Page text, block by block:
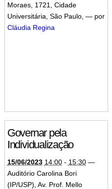
Moraes, 1721, Cidade
Universitária, São Paulo, — por
Cláudia Regina
Governar pela
Individualização
15/06/2023 14:00- 15:30 —
Auditório Carolina Bori
(IP/USP), Av. Prof. Mello